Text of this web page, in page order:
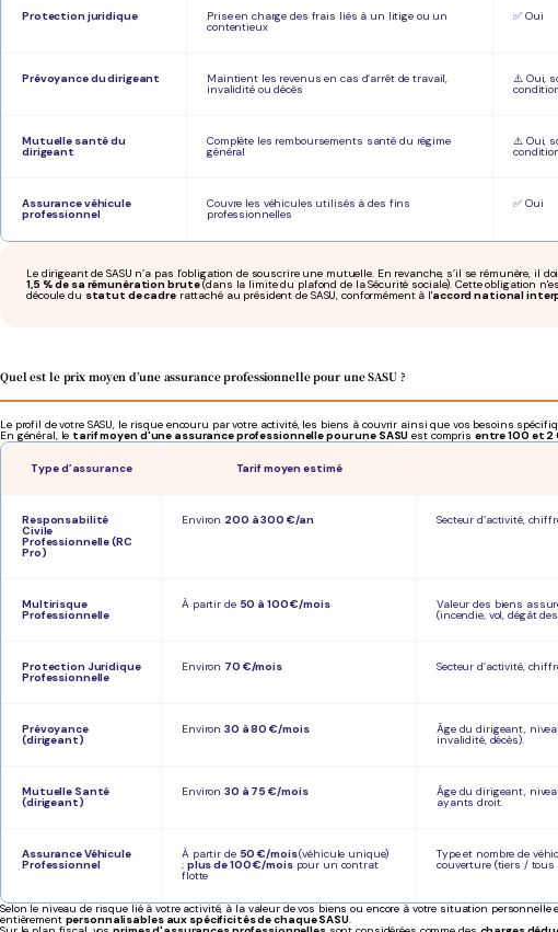
Protection juridique Prise en charge des frais liés à un litige ou un
contentieux
✅ Oui
Prévoyance du dirigeant Maintient les revenus en cas d’arrêt de travail,
invalidité ou décès
⚠️ Oui,
Mutuelle santé du
dirigeant
Complète les remboursements santé du régime
général
⚠️ Oui,
Assurance véhicule
professionnel
Couvre les véhicules utilisés à des fins
professionnelles
✅ Oui
Le dirigeant de SASU n’a pas l’obligation de souscrire une mutuelle. En revanche, s’il se rémunère,
1,5 % de sa rémunération brute(dans la limite du plafond de la Sécurité sociale). Cette obligation
découle du statut de cadrerattaché au président de SASU, conformément à l'accord national
Quel est le prix moyen d’une assurance professionnelle pour une SASU ?
Le profil de votre SASU, le risque encouru par votre activité, les biens à couvrir ainsi que vos besoins
En général, le tarif moyen d'une assurance professionnelle pour une SASU est compris entre 100 et
Type d’assurance Tarif moyen estimé
Responsabilité
Civile
Professionnelle (RC
Pro)
Environ 200 à 300 €/an Secteur d’activité,
Multirisque
Professionnelle
À partir de 50 à 100 €/mois Valeur des biens
(incendie, vol, dégât des
Protection Juridique
Professionnelle
Environ 70 €/mois Secteur d’activité,
Prévoyance
(dirigeant)
Environ 30 à 80 €/mois Âge du dirigeant,
invalidité, décès).
Mutuelle Santé
(dirigeant)
Environ 30 à 75 €/mois Âge du dirigeant,
ayants droit.
Assurance Véhicule
Professionnel
À partir de 50 €/mois(véhicule unique)
; plus de 100 €/mois pour un contrat
flotte
Type et nombre de
couverture (tiers / tous
Selon le niveau de risque lié à votre activité, à la valeur de vos biens ou encore à votre situation
entièrement personnalisables aux spécificités de chaque SASU.